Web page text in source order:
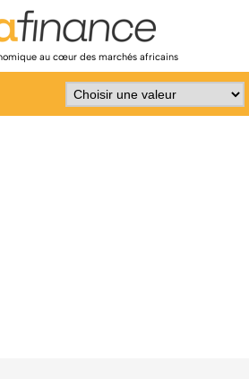
au cœur des marchés africains